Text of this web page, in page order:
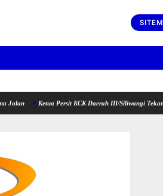
Ketua Persit KCK Daerah III/Siliwangi Tekankan Etika